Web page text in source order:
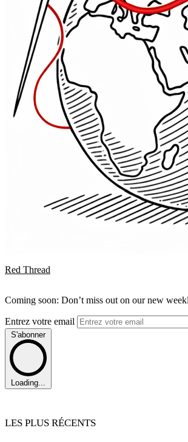
Red Thread
Coming soon: Don’t miss out on our new
Entrez votre email
S'abonner
Loading...
LES PLUS RÉCENTS